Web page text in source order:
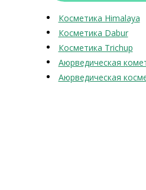
Косметика Himalaya
Косметика Dabur
Косметика Trichup
Аюрведическая
Аюрведическая